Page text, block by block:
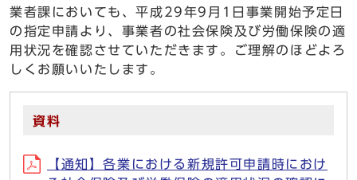
業者課においても、平成29年9月1日事業開始予定日
の指定申請より、事業者の社会保険及び労働保険の適
用状況を確認させていただきます。ご理解のほどよろ
しくお願いいたします。
資料
【通知】各業における新規許可申請時におけ